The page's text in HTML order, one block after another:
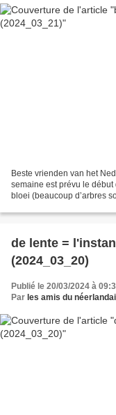
Beste vrienden van het
semaine est prévu le
bloei (beaucoup d’arbres
de lente =
(2024_03_20)
Publié le 20/03/2024 à
Par les amis du